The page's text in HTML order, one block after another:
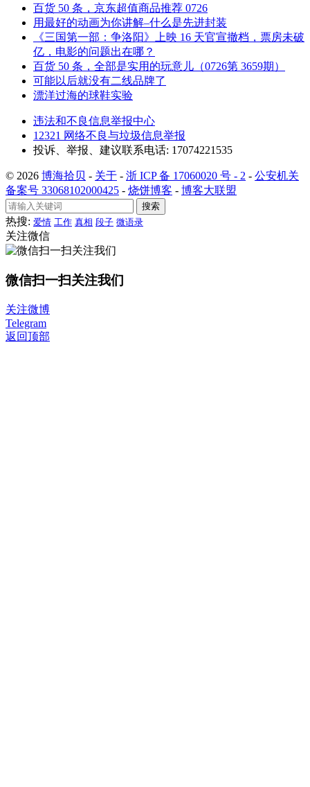
百货 50 条，京东超值商品推荐 0726
用最好的动画为你讲解–什么是先进封装
《三国第一部：争洛阳》上映 16 天官宣撤档，票房未破
亿，电影的问题出在哪？
百货 50 条，全部是实用的玩意儿（0726第 3659期）
可能以后就没有二线品牌了
漂洋过海的球鞋实验
违法和不良信息举报中心
12321 网络不良与垃圾信息举报
投诉、举报、建议联系电话: 17074221535
© 2026 博海拾贝 - 关于 - 浙 ICP 备 17060020 号 - 2 - 公安机关
备案号 33068102000425 - 烧饼博客 - 博客大联盟
搜索
热搜: 爱情 工作 真相 段子 微语录
关注微信
微信扫一扫关注我们
关注微博
Telegram
返回顶部